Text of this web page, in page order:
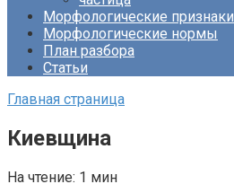
Морфологические признаки
Морфологические нормы
План разбора
Статьи
Главная страница
Киевщина
На чтение: 1 мин